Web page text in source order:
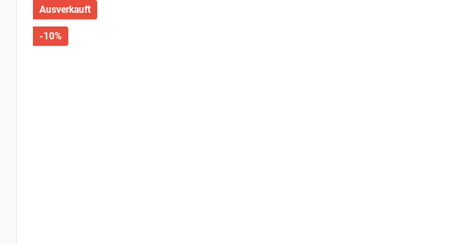
Ausverkauft
-10%